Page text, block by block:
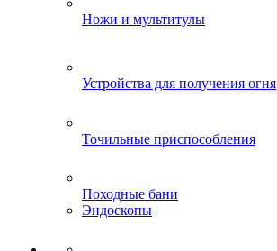
Ножи и мультитулы
Устройства для получения огня
Точильные приспособления
Походные бани
Эндоскопы